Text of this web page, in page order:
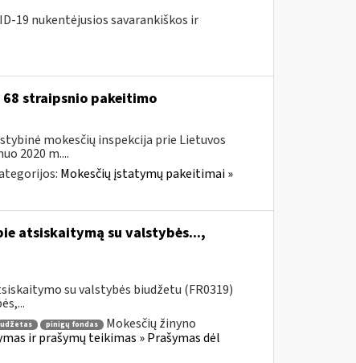
19 nukentėjusios savarankiškos ir
straipsnio pakeitimo
mokesčių inspekcija prie Lietuvos
2020 m....
Mokesčių įstatymų pakeitimai »
atsiskaitymą su valstybės...,
su valstybės biudžetu (FR0319)
pinigų fondas
Mokesčių žinyno
ir prašymų teikimas » Prašymas dėl